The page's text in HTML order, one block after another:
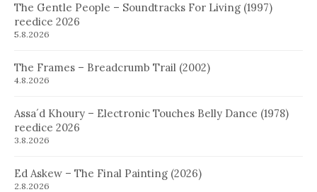
The Gentle People – Soundtracks For Living (1997)
reedice 2026
5.8.2026
The Frames – Breadcrumb Trail (2002)
4.8.2026
Assa´d Khoury – Electronic Touches Belly Dance (1978)
reedice 2026
3.8.2026
Ed Askew – The Final Painting (2026)
2.8.2026